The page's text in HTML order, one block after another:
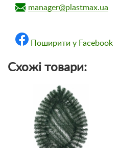
manager@plastmax.ua
Поширити у Facebook
Схожі товари: